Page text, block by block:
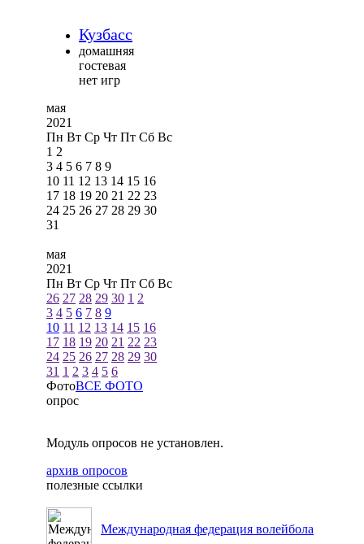
Кузбасс
домашняя
гостевая
нет игр
мая
2021
Пн Вт Ср Чт Пт Сб Вс
1 2
3 4 5 6 7 8 9
10 11 12 13 14 15 16
17 18 19 20 21 22 23
24 25 26 27 28 29 30
31
мая
2021
Пн Вт Ср Чт Пт Сб Вс
26 27 28 29 30 1 2
3 4 5 6 7 8 9
10 11 12 13 14 15 16
17 18 19 20 21 22 23
24 25 26 27 28 29 30
31 1 2 3 4 5 6
ФотоВСЕ ФОТО
опрос
Модуль опросов не установлен.
архив опросов
полезные ссылки
Международная федерация волейбола